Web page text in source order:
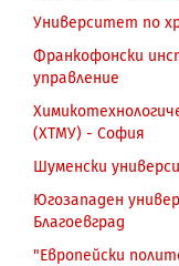
Университет по
Франкофонски
управление
(ХТМУ) - София
Шуменски
Югозападен
Благоевград
"Eвропейски